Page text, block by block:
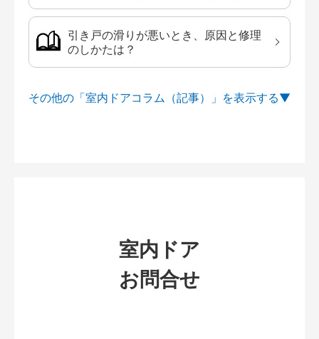
引き戸の滑りが悪いとき、原因と修理
のしかたは？
その他の「室内ドアコラム（記事）」を
室内ドア
お問合せ